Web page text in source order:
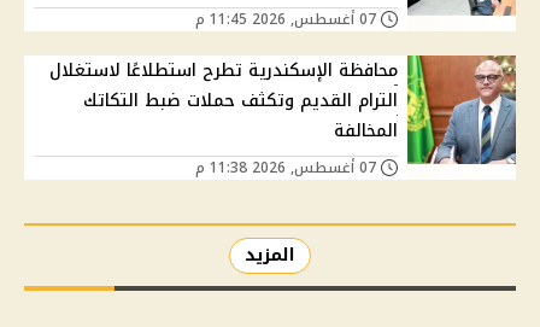
محافظة الإسكندرية تطرح استطلاعًا لاستغلال
الترام القديم وتكثف حملات ضبط التكاتك
المخالفة
المزيد